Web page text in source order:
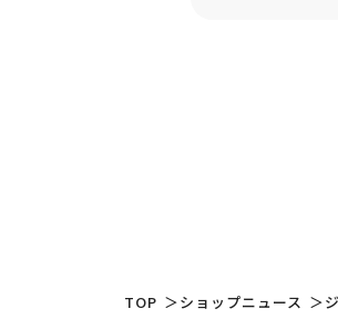
TOP ＞ショップニュース ＞